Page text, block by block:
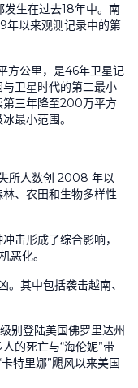
发生在过去18年中。南
年以来观测记录中的第
方公里，是46年卫星记
卫星时代的第二最小
第三年降至200万平方
最小范围。
所人数创 2008 年以
、农田和生物多样性
击形成了综合影响，
恶化。
其中包括袭击越南、
别登陆美国佛罗里达州
的死亡与“海伦妮”带
特里娜”飓风以来美国